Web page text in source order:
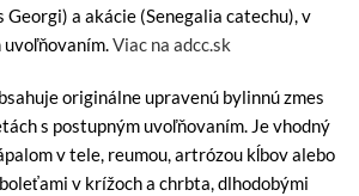
a akácie (Senegalia catechu), v
Viac na adcc.sk
originálne upravenú bylinnú zmes
s postupným uvoľňovaním. Je vhodný
v tele, reumou, artrózou kĺbov alebo
v krížoch a chrbta, dlhodobými